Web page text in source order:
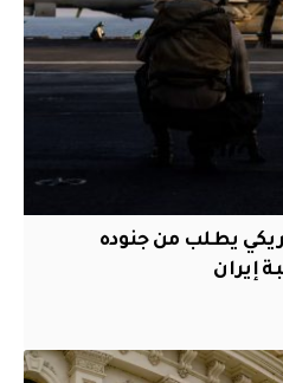
يطلب من جنوده
إيران